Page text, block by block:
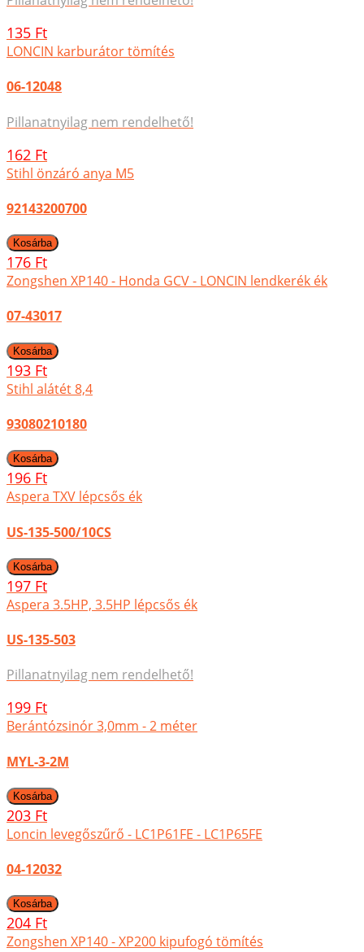
135 Ft
LONCIN karburátor tömítés
06-12048
Pillanatnyilag nem rendelhető!
162 Ft
Stihl önzáró anya M5
92143200700
176 Ft
Zongshen XP140 - Honda GCV - LONCIN lendkerék ék
07-43017
193 Ft
Stihl alátét 8,4
93080210180
196 Ft
Aspera TXV lépcsős ék
US-135-500/10CS
197 Ft
Aspera 3.5HP, 3.5HP lépcsős ék
US-135-503
Pillanatnyilag nem rendelhető!
199 Ft
Berántózsinór 3,0mm - 2 méter
MYL-3-2M
203 Ft
Loncin levegőszűrő - LC1P61FE - LC1P65FE
04-12032
204 Ft
Zongshen XP140 - XP200 kipufogó tömítés